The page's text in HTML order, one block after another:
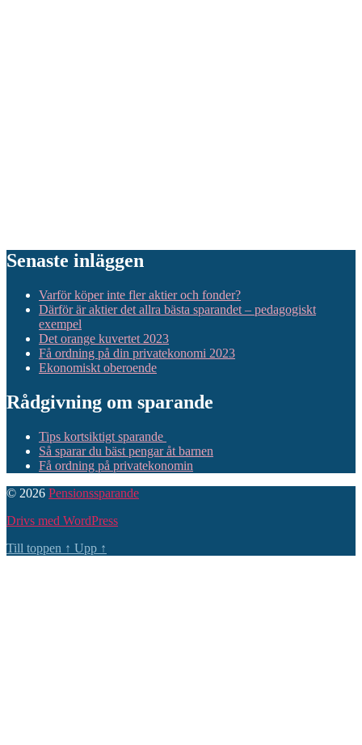
Senaste inläggen
Varför köper inte fler aktier och fonder?
Därför är aktier det allra bästa sparandet – pedagogiskt
exempel
Det orange kuvertet 2023
Få ordning på din privatekonomi 2023
Ekonomiskt oberoende
Rådgivning om sparande
Tips kortsiktigt sparande
Så sparar du bäst pengar åt barnen
Få ordning på privatekonomin
© 2026 Pensionssparande
Drivs med WordPress
Till toppen ↑ Upp ↑